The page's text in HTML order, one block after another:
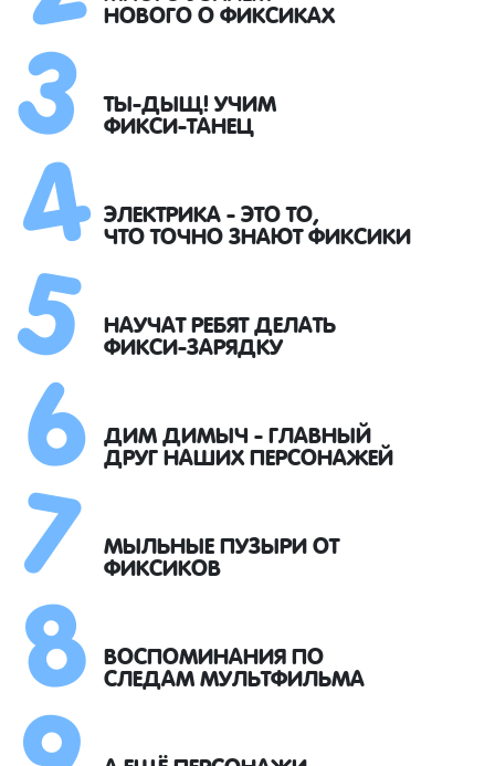
НОВОГО О ФИКСИКАХ
ТЫ-ДЫЩ! УЧИМ
ФИКСИ-ТАНЕЦ
ЭЛЕКТРИКА - ЭТО ТО,
ЧТО ТОЧНО ЗНАЮТ ФИКСИКИ
НАУЧАТ РЕБЯТ ДЕЛАТЬ
ФИКСИ-ЗАРЯДКУ
ДИМ ДИМЫЧ - ГЛАВНЫЙ
ДРУГ НАШИХ ПЕРСОНАЖЕЙ
МЫЛЬНЫЕ ПУЗЫРИ ОТ
ФИКСИКОВ
ВОСПОМИНАНИЯ ПО
СЛЕДАМ МУЛЬТФИЛЬМА